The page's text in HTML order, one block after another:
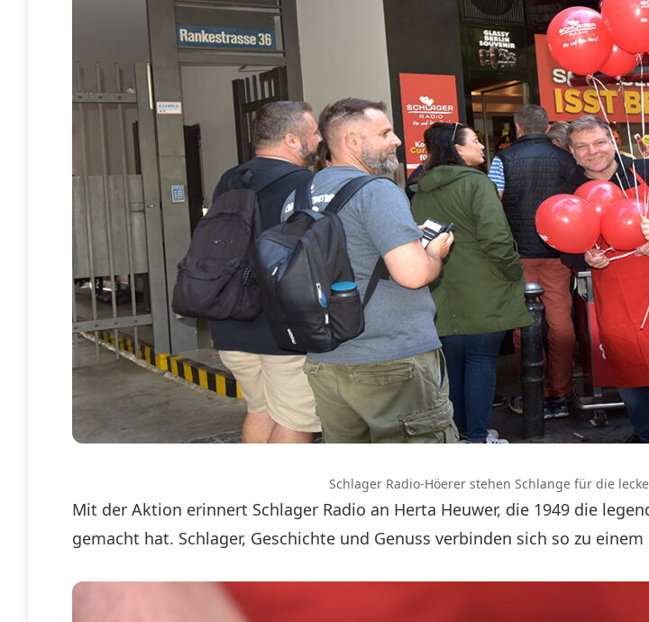
Schlager Radio-Höerer stehen Schlange für die
Mit der Aktion erinnert Schlager Radio an Herta Heuwer, die 1949 die
gemacht hat. Schlager, Geschichte und Genuss verbinden sich so zu